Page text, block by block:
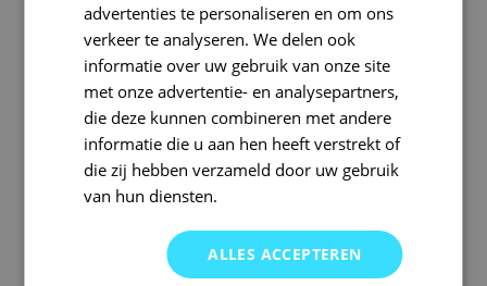
advertenties te personaliseren en om ons
verkeer te analyseren. We delen ook
informatie over uw gebruik van onze site
met onze advertentie- en analysepartners,
die deze kunnen combineren met andere
informatie die u aan hen heeft verstrekt of
die zij hebben verzameld door uw gebruik
van hun diensten.
ALLES ACCEPTEREN